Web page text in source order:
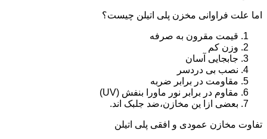
اما علت فراوانی مخزن پلی اتیلن چیست؟
قیمت مقرون به صرفه
وزن کم
جابجایی آسان
نصب بی دردسر
مقاومت در برابر ضربه
مقاوم در برابر نور ماورا بنفش (UV)
بعضی ازا ین مخازن،ضد جلبک اند.
تفاوت مخازن عمودی و افقی پلی اتیلن